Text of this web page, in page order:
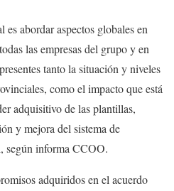
es abordar aspectos globales en
las empresas del grupo y en
tanto la situación y niveles
como el impacto que está
adquisitivo de las plantillas,
y mejora del sistema de
según informa CCOO.
adquiridos en el acuerdo